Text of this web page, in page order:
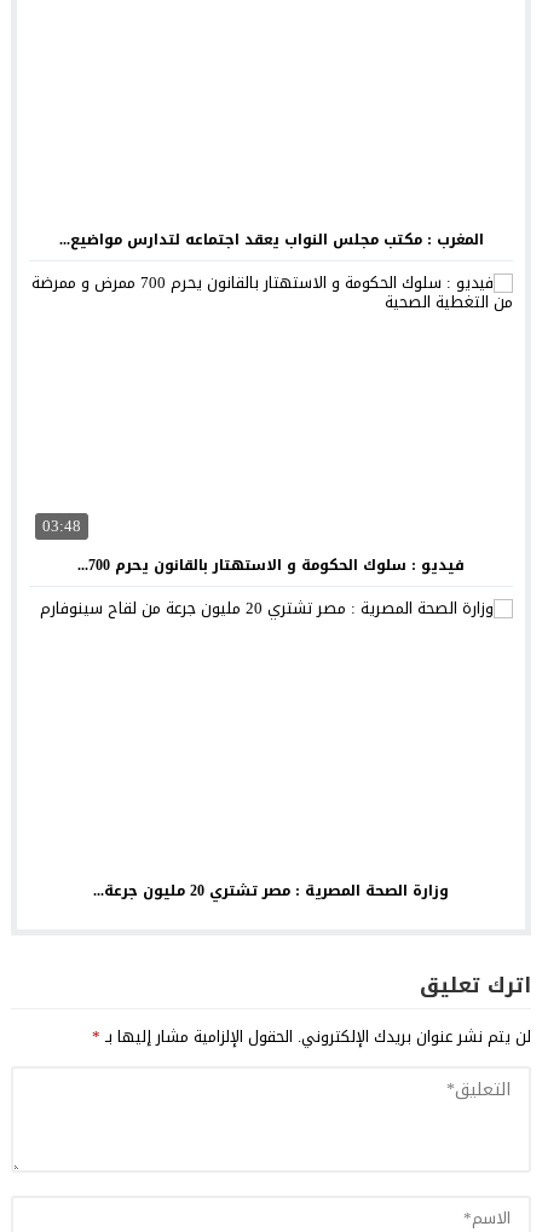
المغرب : مكتب مجلس النواب يعقد اجتماعه لتدارس مواضيع...
03:48
فيديو : سلوك الحكومة و الاستهتار بالقانون يحرم 700...
وزارة الصحة المصرية : مصر تشتري 20 مليون جرعة...
اترك تعليق
لن يتم نشر عنوان بريدك الإلكتروني. الحقول الإلزامية مشار إليها بـ*